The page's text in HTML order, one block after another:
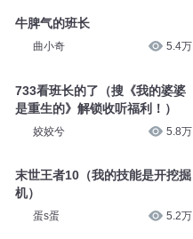
牛脾气的班长
曲小奇 5.4万
733看班长的了（搜《我的婆婆
是重生的》解锁收听福利！）
姣姣兮 5.8万
末世王者10（我的技能是开挖掘
机）
蛋s蛋 5.2万